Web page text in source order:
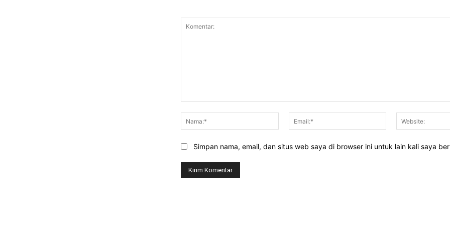
Nama:*
Email:*
Simpan nama, email, dan situs web saya di browser ini untuk lain kali saya